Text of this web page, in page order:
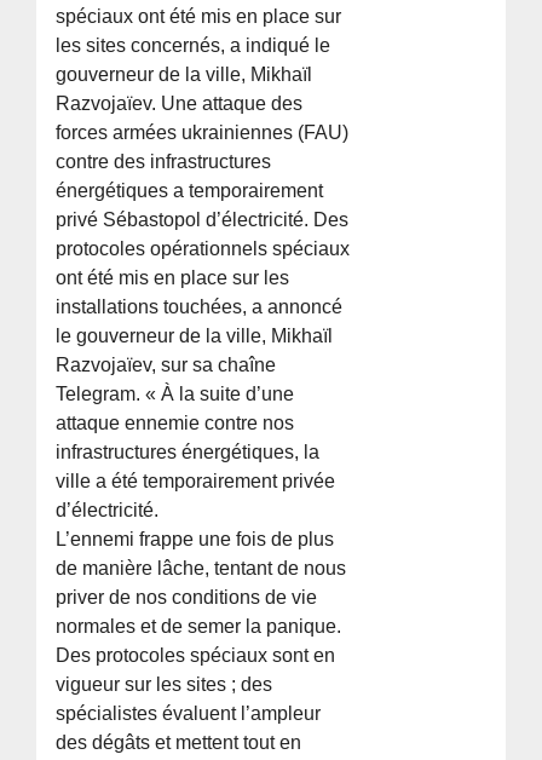
spéciaux ont été mis en place sur
les sites concernés, a indiqué le
gouverneur de la ville, Mikhaïl
Razvojaïev. Une attaque des
forces armées ukrainiennes (FAU)
contre des infrastructures
énergétiques a temporairement
privé Sébastopol d’électricité. Des
protocoles opérationnels spéciaux
ont été mis en place sur les
installations touchées, a annoncé
le gouverneur de la ville, Mikhaïl
Razvojaïev, sur sa chaîne
Telegram. « À la suite d’une
attaque ennemie contre nos
infrastructures énergétiques, la
ville a été temporairement privée
d’électricité.
L’ennemi frappe une fois de plus
de manière lâche, tentant de nous
priver de nos conditions de vie
normales et de semer la panique.
Des protocoles spéciaux sont en
vigueur sur les sites ; des
spécialistes évaluent l’ampleur
des dégâts et mettent tout en